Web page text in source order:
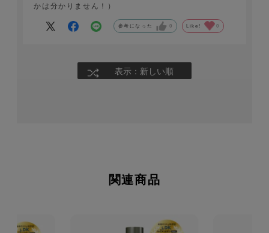
かは分かりません！）
参考になった 0 Like! 0
表示：新しい順
関連商品